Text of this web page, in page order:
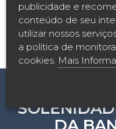
2ª
publicidade e
conteúdo de seu
utilizar nossos
a política de
cookies. Mais